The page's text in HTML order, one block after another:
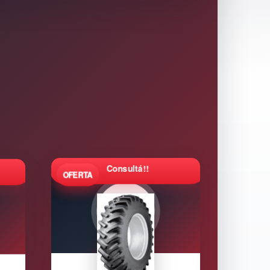
Consultá!!